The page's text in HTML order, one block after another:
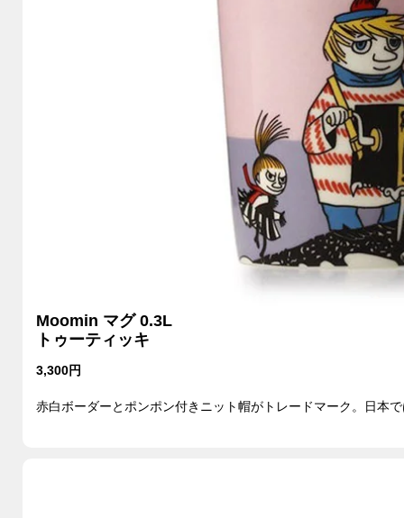
Moomin マグ 0.3L
トゥーティッキ
3,300円
赤白ボーダーとポンポン付きニット帽がトレードマーク。日本